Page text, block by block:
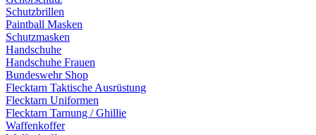
Schutzbrillen
Paintball Masken
Schutzmasken
Handschuhe
Handschuhe Frauen
Bundeswehr Shop
Flecktarn Taktische Ausrüstung
Flecktarn Uniformen
Flecktarn Tarnung / Ghillie
Waffenkoffer